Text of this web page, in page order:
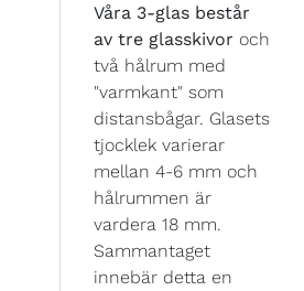
Våra 3-glas består
av tre glasskivor och
två hålrum med
"varmkant" som
distansbågar. Glasets
tjocklek varierar
mellan 4-6 mm och
hålrummen är
vardera 18 mm.
Sammantaget
innebär detta en